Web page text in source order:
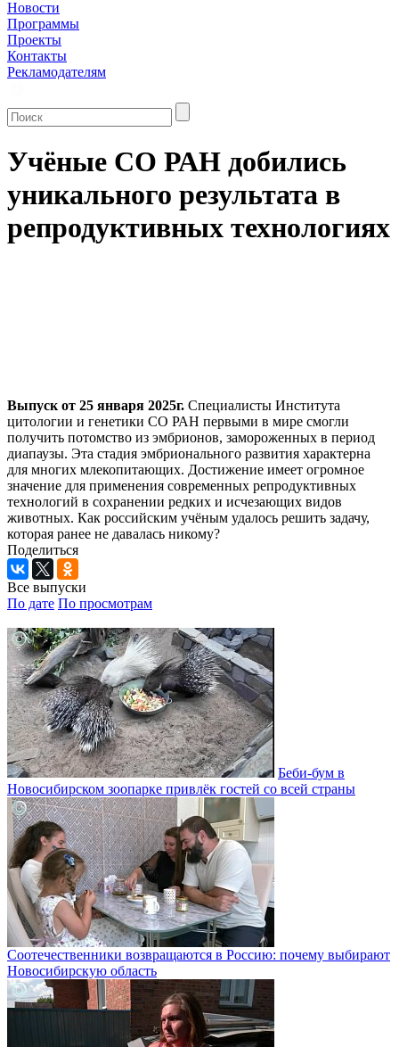
Новости
Программы
Проекты
Контакты
Рекламодателям
Учёные СО РАН добились
уникального результата в
репродуктивных технологиях
Выпуск от 25 января 2025г. Специалисты Института
цитологии и генетики СО РАН первыми в мире смогли
получить потомство из эмбрионов, замороженных в период
диапаузы. Эта стадия эмбрионального развития характерна
для многих млекопитающих. Достижение имеет огромное
значение для применения современных репродуктивных
технологий в сохранении редких и исчезающих видов
животных. Как российским учёным удалось решить задачу,
которая ранее не давалась никому?
Поделиться
Все выпуски
По дате По просмотрам
Беби-бум в
Новосибирском зоопарке привлёк гостей со всей страны
Соотечественники возвращаются в Россию: почему выбирают
Новосибирскую область